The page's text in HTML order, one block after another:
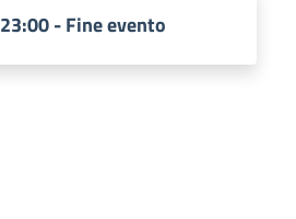
23:00 - Fine evento